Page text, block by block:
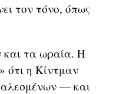
τον τόνο, όπως
και τα ωραία. Η
ότι η Κίντμαν
— και